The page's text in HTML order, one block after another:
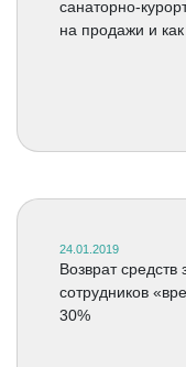
санаторно-
на продажи и
24.01.2019
Возврат средств
сотрудников
30%